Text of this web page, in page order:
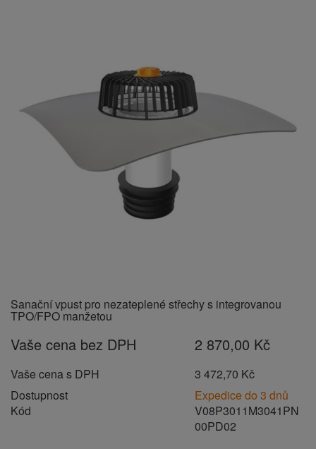
Sanační vpust pro nezateplené střechy s integrovanou
TPO/FPO manžetou
Vaše cena bez DPH 2 870,00 Kč
Vaše cena s DPH
3 472,70 Kč
Dostupnost
Expedice do 3 dnů
Kód
V08P3011M3041PN
00PD02